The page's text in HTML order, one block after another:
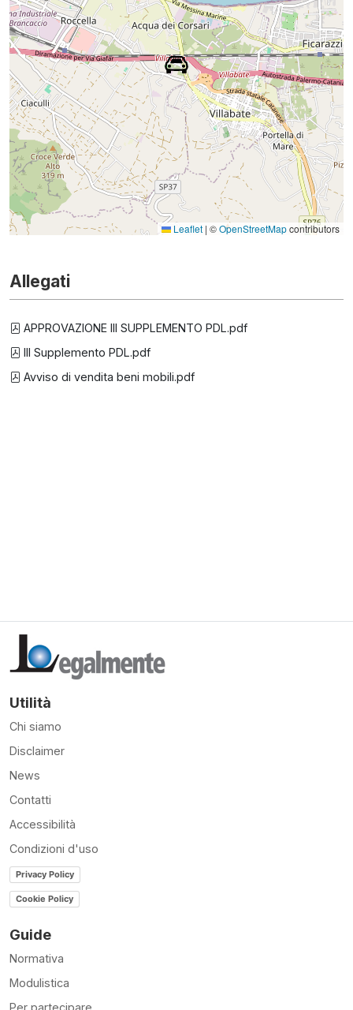
Leaflet | ©OpenStreetMapcontributors
Allegati
APPROVAZIONE III SUPPLEMENTO PDL.pdf
III Supplemento PDL.pdf
Avviso di vendita beni mobili.pdf
Utilità
Chi siamo
Disclaimer
News
Contatti
Accessibilità
Condizioni d'uso
Privacy Policy
Cookie Policy
Guide
Normativa
Modulistica